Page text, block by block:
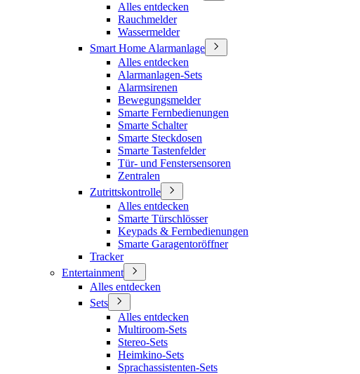
Alles entdecken
Rauchmelder
Wassermelder
Smart Home Alarmanlage
Alles entdecken
Alarmanlagen-Sets
Alarmsirenen
Bewegungsmelder
Smarte Fernbedienungen
Smarte Schalter
Smarte Steckdosen
Smarte Tastenfelder
Tür- und Fenstersensoren
Zentralen
Zutrittskontrolle
Alles entdecken
Smarte Türschlösser
Keypads & Fernbedienungen
Smarte Garagentoröffner
Tracker
Entertainment
Alles entdecken
Sets
Alles entdecken
Multiroom-Sets
Stereo-Sets
Heimkino-Sets
Sprachassistenten-Sets